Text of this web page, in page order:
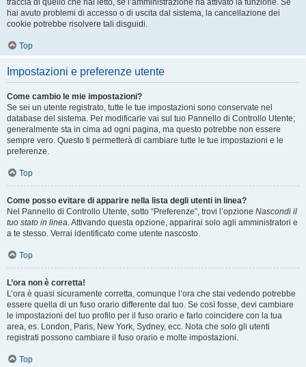
traccia di quello che hai letto, se l’amministrazione ha attivato la funzione. Se
hai avuto problemi di accesso o di uscita dal sistema, la cancellazione dei
cookie potrebbe risolvere tali disguidi.
Top
Impostazioni e preferenze utente
Come cambio le mie impostazioni?
Se sei un utente registrato, tutte le tue impostazioni sono conservate nel
database del sistema. Per modificarle vai sul tuo Pannello di Controllo Utente;
generalmente sta in cima ad ogni pagina, ma questo potrebbe non essere
sempre vero. Questo ti permetterà di cambiare tutte le tue impostazioni e le
preferenze.
Top
Come posso evitare di apparire nella lista degli utenti in linea?
Nel Pannello di Controllo Utente, sotto “Preferenze”, trovi l’opzione Nascondi il
tuo stato in linea. Attivando questa opzione, apparirai solo agli amministratori e
a te stesso. Verrai identificato come utente nascosto.
Top
L’ora non è corretta!
L’ora è quasi sicuramente corretta, comunque l’ora che stai vedendo potrebbe
essere quella di un fuso orario differente dal tuo. Se così fosse, devi cambiare
le impostazioni del tuo profilo per il fuso orario e farlo coincidere con la tua
area, es. London, Paris, New York, Sydney, ecc. Nota che solo gli utenti
registrati possono cambiare il fuso orario e molte impostazioni.
Top